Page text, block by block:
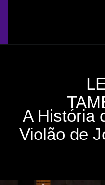
A História
Violão de